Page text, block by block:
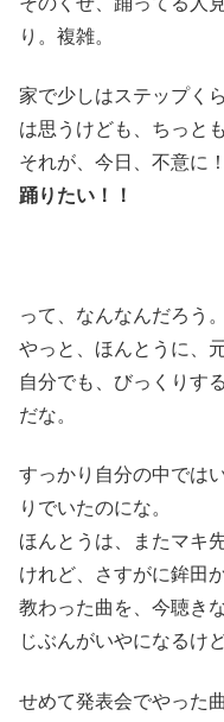
り。複雑。
家で少しはステップく
は思うけども、ちっと
それが、今日、不意に！
踊りたい！！
って、なんなんだろう。
やっと、ほんとうに、
自分でも、びっくりす
だな。
すっかり自分の中では
りでいたのにな。
ほんとうは、またマキ
けれど、さすがに鉾田
教わった曲を、今聴き
じぶんがいやになるけど
せめて発表会でやった